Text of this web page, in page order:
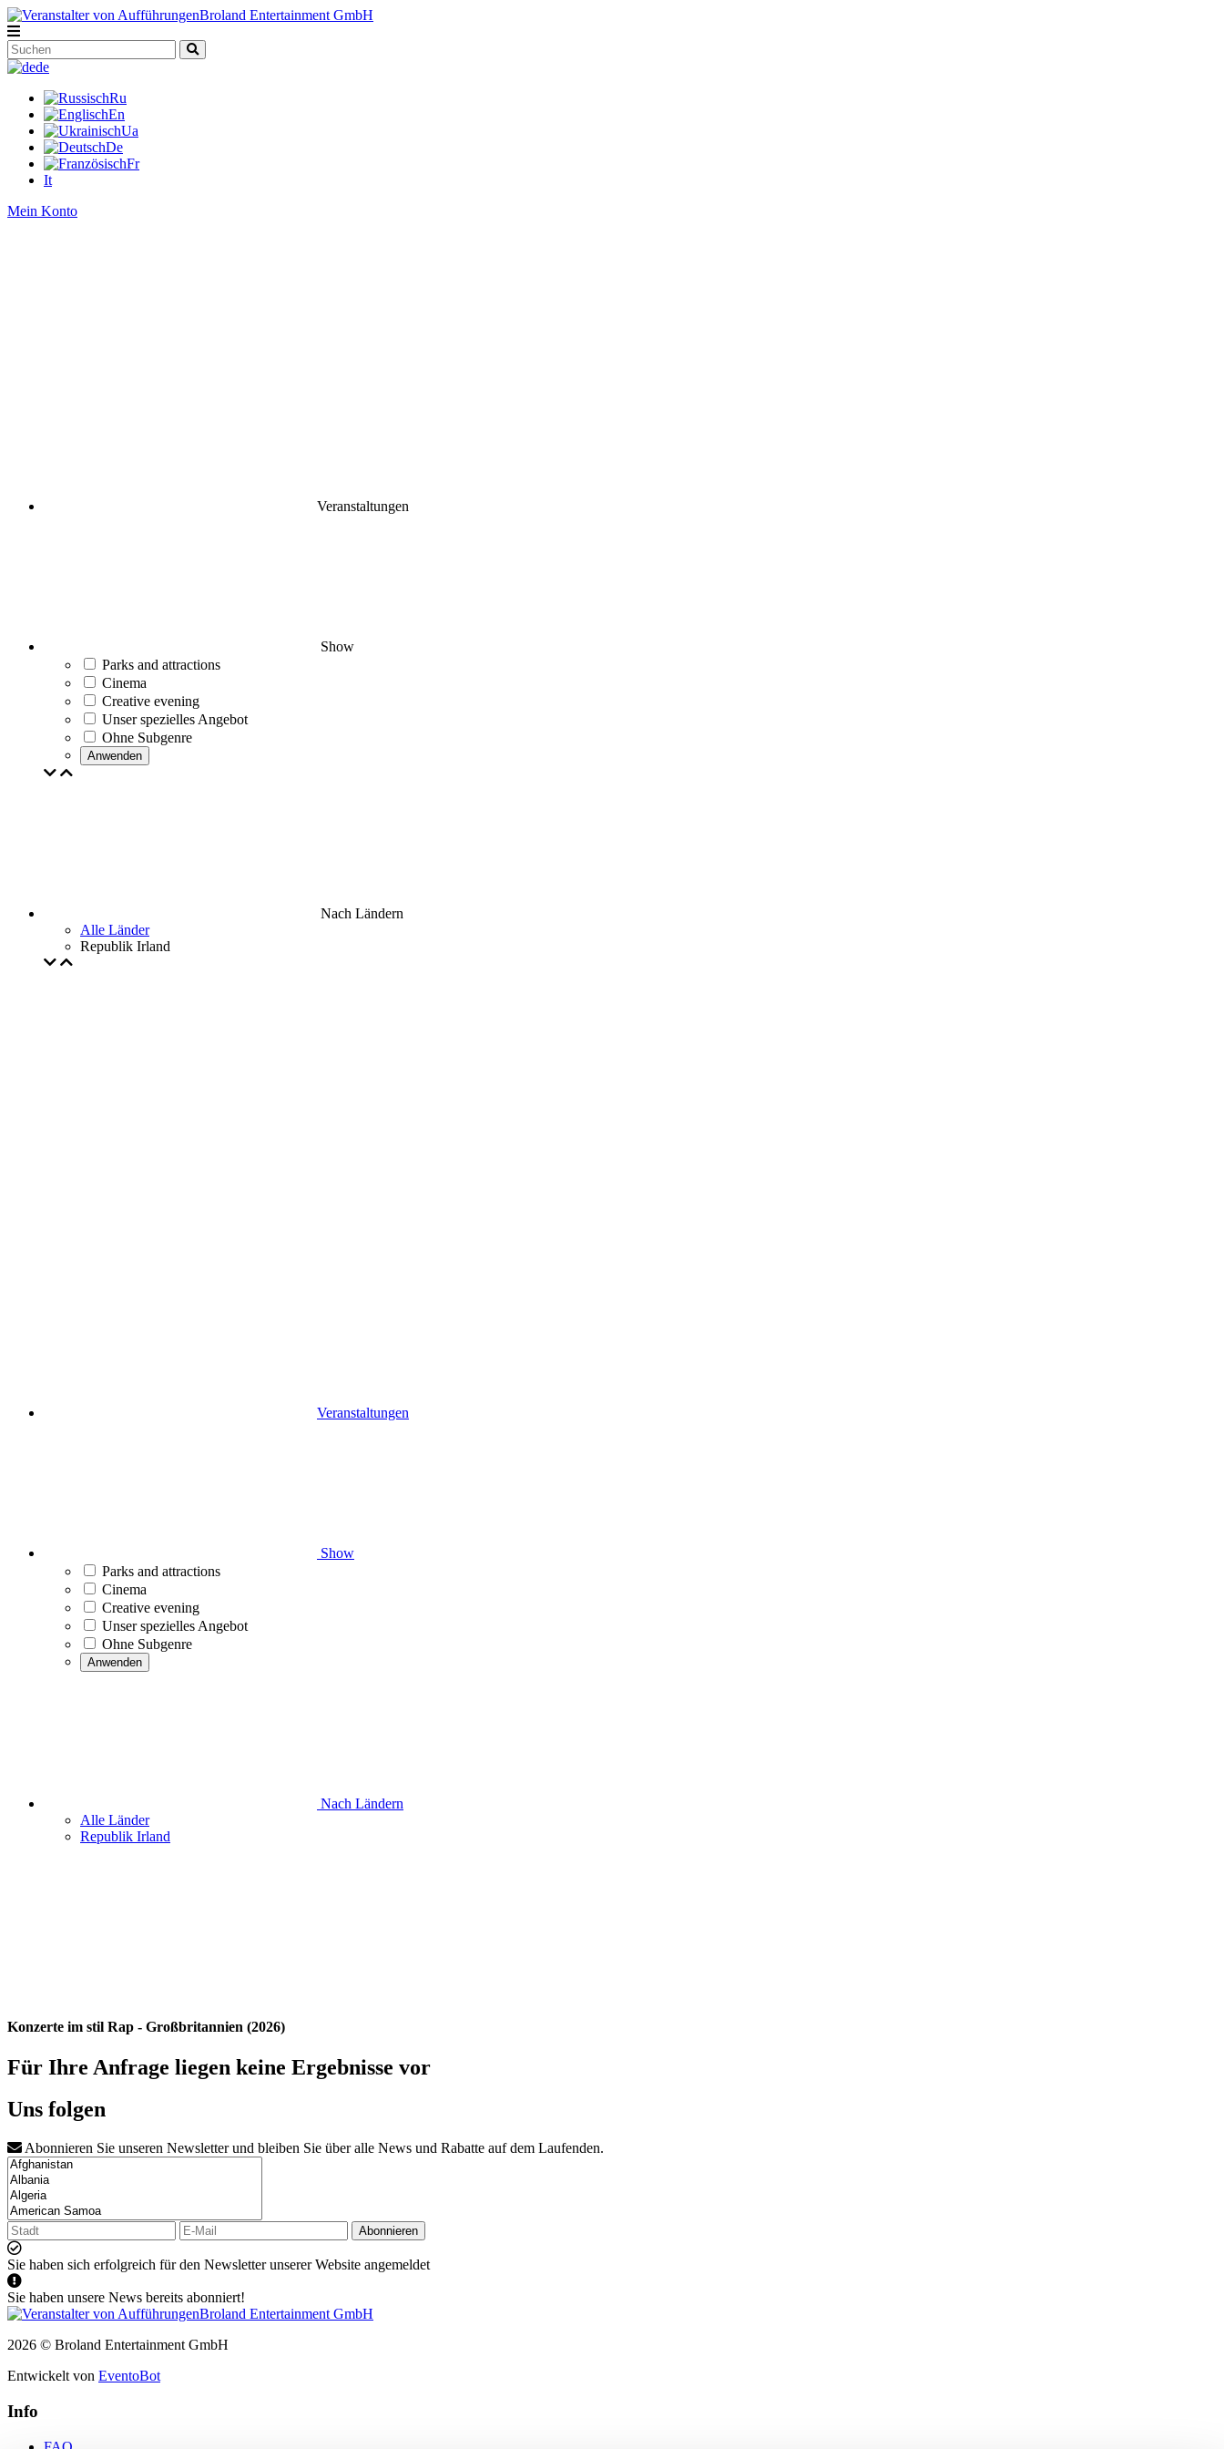
de
Ru
En
Ua
De
Fr
It
Mein Konto
Veranstaltungen
Show
Parks and attractions
Cinema
Creative evening
Unser spezielles Angebot
Ohne Subgenre
Anwenden
Nach Ländern
Alle Länder
Republik Irland
Veranstaltungen
Show
Parks and attractions
Cinema
Creative evening
Unser spezielles Angebot
Ohne Subgenre
Anwenden
Nach Ländern
Alle Länder
Republik Irland
Konzerte im stil Rap - Großbritannien (2026)
Für Ihre Anfrage liegen keine Ergebnisse vor
Uns folgen
Abonnieren Sie unseren Newsletter und bleiben Sie über alle News und Rabatte auf dem Laufenden.
Abonnieren
Sie haben sich erfolgreich für den Newsletter unserer Website angemeldet
Sie haben unsere News bereits abonniert!
2026 © Broland Entertainment GmbH
Entwickelt von EventoBot
Info